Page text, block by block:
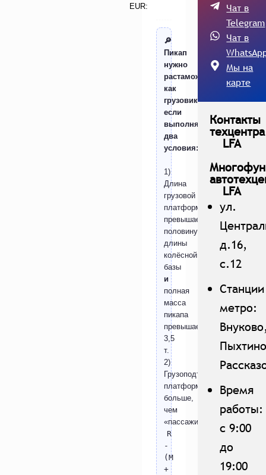
EUR:
🔎
Пикап
нужно
растаможить
как
грузовик,
если
выполняются
два
условия:
1)
Длина
грузовой
платформы
превышает
половину
длины
колёсной
базы
и
полная
масса
пикапа
превышает
3,5
т.
2)
Грузоподъёмность
платформы
больше,
чем
«пассажирская»:
R
-
(M
+
Чат в
Telegram
Чат в
Мы на
карте
Контакты
техцентра
LFA
LFA
ул.
д.16,
с.12
Станции
метро:
Время
работы:
с 9:00
до
19:00